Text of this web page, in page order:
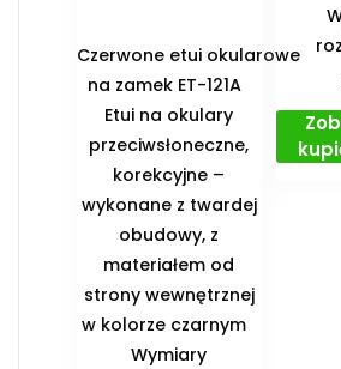
Czerwone etui okularowe
na zamek ET-121A
Etui na okulary
przeciwsłoneczne,
korekcyjne –
wykonane z twardej
obudowy, z
materiałem od
strony wewnętrznej
w kolorze czarnym
️Wymiary